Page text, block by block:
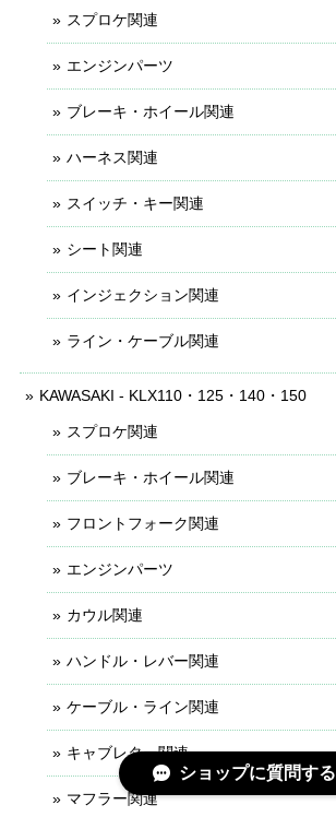
スプロケ関連
エンジンパーツ
ブレーキ・ホイール関連
ハーネス関連
スイッチ・キー関連
シート関連
インジェクション関連
ライン・ケーブル関連
KAWASAKI - KLX110・125・140・150
スプロケ関連
ブレーキ・ホイール関連
フロントフォーク関連
エンジンパーツ
カウル関連
ハンドル・レバー関連
ケーブル・ライン関連
キャブレター関連
マフラー関連
ショップに質問する